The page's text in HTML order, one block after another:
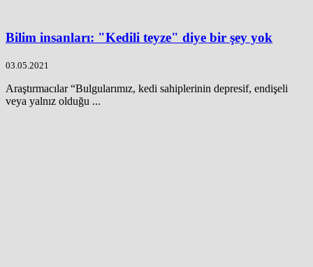
Bilim insanları: "Kedili teyze" diye bir şey yok
03.05.2021
Araştırmacılar “Bulgularımız, kedi sahiplerinin depresif, endişeli
veya yalnız olduğu ...